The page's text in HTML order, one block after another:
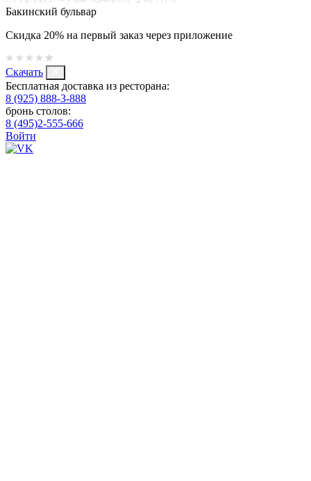
Бакинский бульвар
Скидка 20% на первый заказ через приложение
Скачать
Бесплатная доставка из ресторана:
8 (925) 888-3-888
бронь столов:
8 (495)2-555-666
Войти